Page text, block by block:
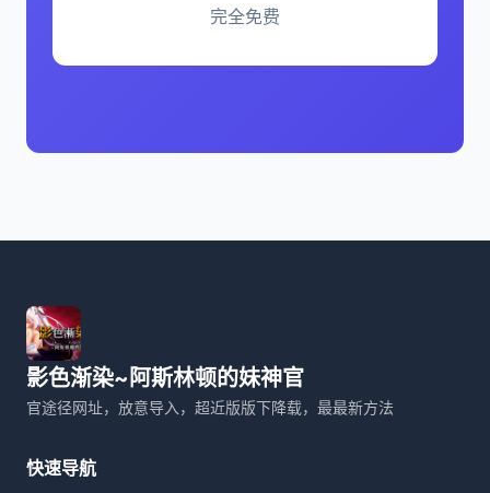
完全免费
影色渐染~阿斯林顿的妹神官
官途径网址，放意导入，超近版版下降载，最最新方法
快速导航